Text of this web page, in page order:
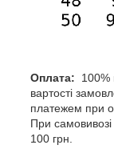
Оплата:
100%
вартості
платежем при
При
100 грн.